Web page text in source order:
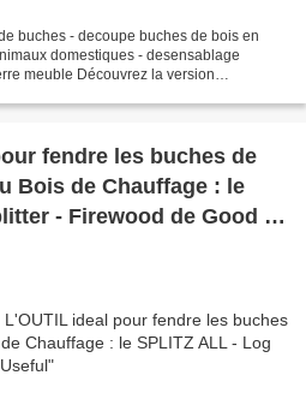
buches - decoupe buches de bois en
domestiques - desensablage
meuble Découvrez la version
fendre les buches de
Bois de Chauffage : le
- Firewood de Good N